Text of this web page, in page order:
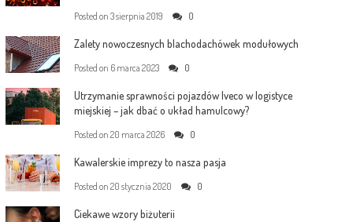
Posted on 3 sierpnia 2019 0
Zalety nowoczesnych blachodachówek modułowych
Posted on 6 marca 2023 0
Utrzymanie sprawności pojazdów Iveco w logistyce
miejskiej – jak dbać o układ hamulcowy?
Posted on 20 marca 2026 0
Kawalerskie imprezy to nasza pasja
Posted on 20 stycznia 2020 0
Ciekawe wzory biżuterii